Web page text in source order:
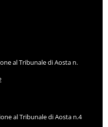
al Tribunale di Aosta n.
al Tribunale di Aosta n.4